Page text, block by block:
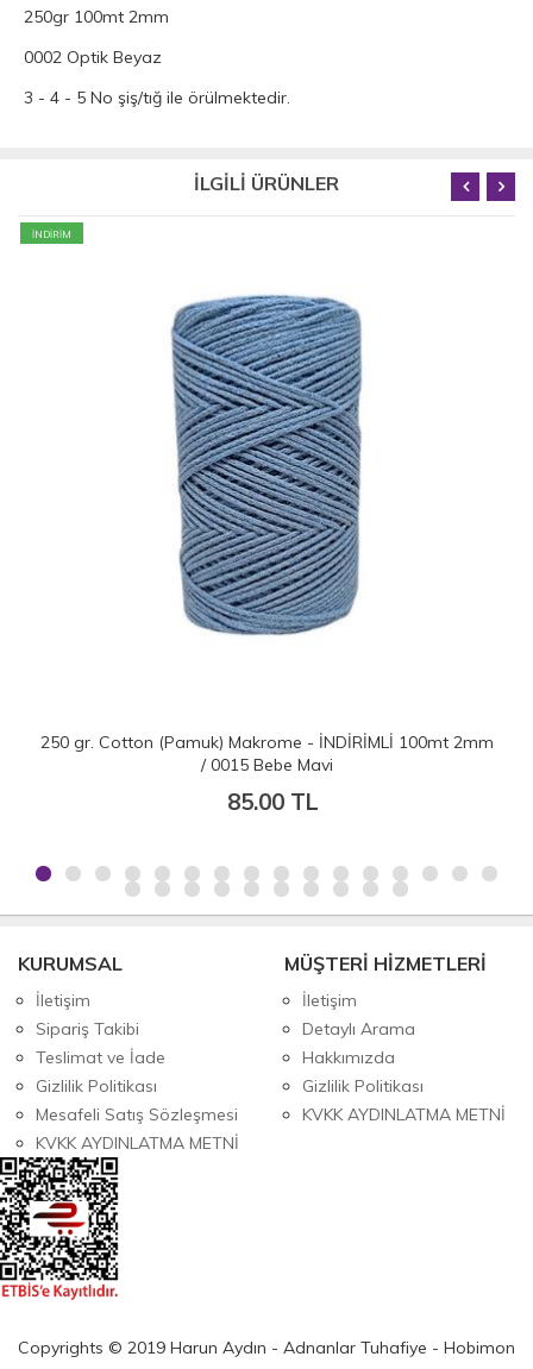
250gr 100mt 2mm
0002 Optik Beyaz
3 - 4 - 5 No şiş/tığ ile örülmektedir.
İLGİLİ ÜRÜNLER
İNDİRİM
250 gr. Cotton (Pamuk) Makrome - İNDİRİMLİ 100mt 2mm
/ 0015 Bebe Mavi
85.00 TL
KURUMSAL
İletişim
Sipariş Takibi
Teslimat ve İade
Gizlilik Politikası
Mesafeli Satış Sözleşmesi
KVKK AYDINLATMA METNİ
MÜŞTERİ HİZMETLERİ
İletişim
Detaylı Arama
Hakkımızda
Gizlilik Politikası
KVKK AYDINLATMA METNİ
Copyrights © 2019 Harun Aydın - Adnanlar Tuhafiye - Hobimon